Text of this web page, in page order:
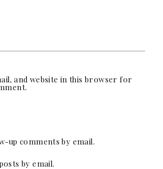
and website in this browser for
up comments by email.
by email.